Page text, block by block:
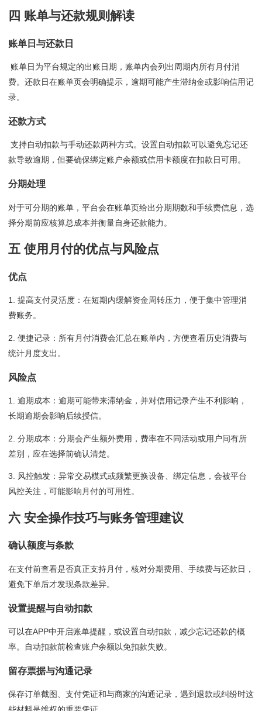
四 账单与还款规则解读
账单日与还款日
账单日为平台规定的出账日期，账单内会列出周期内所有月付消
费。还款日在账单页会明确提示，逾期可能产生滞纳金或影响信用记
录。
还款方式
支持自动扣款与手动还款两种方式。设置自动扣款可以避免忘记还
款导致逾期，但要确保绑定账户余额或信用卡额度在扣款日可用。
分期处理
对于可分期的账单，平台会在账单页给出分期期数和手续费信息，选
择分期前应核算总成本并衡量自身还款能力。
五 使用月付的优点与风险点
优点
1. 提高支付灵活度：在短期内缓解资金周转压力，便于集中管理消
费账务。
2. 便捷记录：所有月付消费会汇总在账单内，方便查看历史消费与
统计月度支出。
风险点
1. 逾期成本：逾期可能带来滞纳金，并对信用记录产生不利影响，
长期逾期会影响后续授信。
2. 分期成本：分期会产生额外费用，费率在不同活动或用户间有所
差别，应在选择前确认清楚。
3. 风控触发：异常交易模式或频繁更换设备、绑定信息，会被平台
风控关注，可能影响月付的可用性。
六 安全操作技巧与账务管理建议
确认额度与条款
在支付前查看是否真正支持月付，核对分期费用、手续费与还款日，
避免下单后才发现条款差异。
设置提醒与自动扣款
可以在APP中开启账单提醒，或设置自动扣款，减少忘记还款的概
率。自动扣款前检查账户余额以免扣款失败。
留存票据与沟通记录
保存订单截图、支付凭证和与商家的沟通记录，遇到退款或纠纷时这